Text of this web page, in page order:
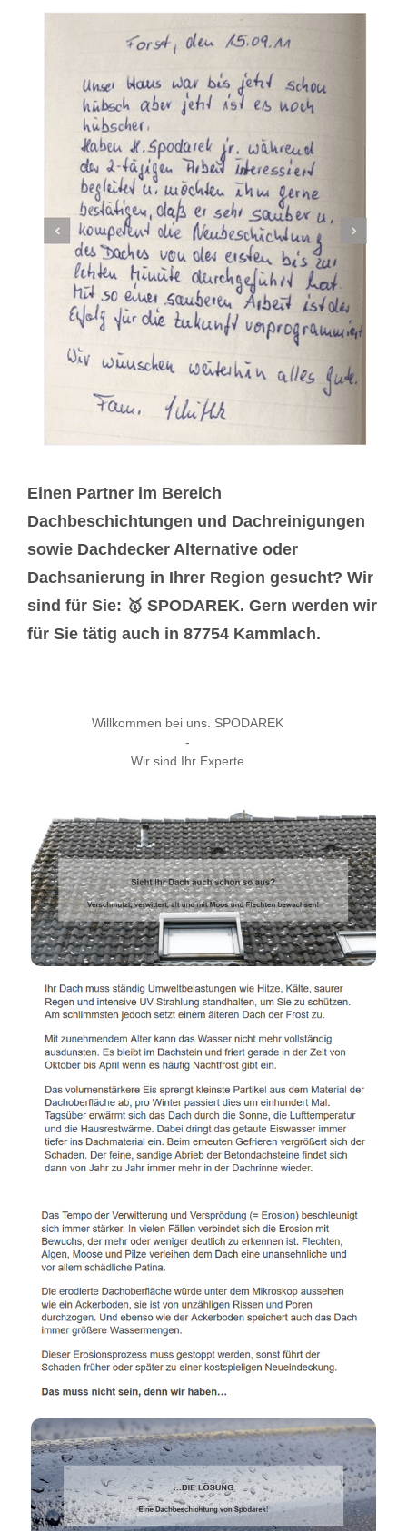
Einen Partner im Bereich
Dachbeschichtungen und Dachreinigungen
sowie Dachdecker Alternative oder
Dachsanierung in Ihrer Region gesucht? Wir
sind für Sie: 🥇 SPODAREK. Gern werden wir
für Sie tätig auch in 87754 Kammlach.
Willkommen bei uns. SPODAREK
-
Wir sind Ihr Experte